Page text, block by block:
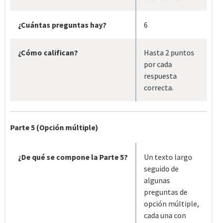
¿Cuántas preguntas hay? 6
¿Cómo califican?
Hasta 2 puntos
por cada
respuesta
correcta.
Parte 5 (Opción múltiple)
¿De qué se compone la Parte 5?
Un texto largo
seguido de
algunas
preguntas de
opción múltiple,
cada una con